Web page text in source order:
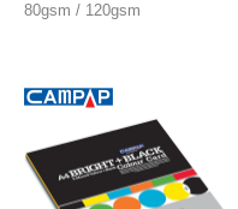
80gsm / 120gsm